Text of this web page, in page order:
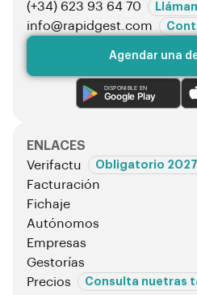
(+34) 623 93 64 70
info@rapidgest.com
Agendar una
DISPONIBLE EN
Google Play
ENLACES
Verifactu
Obligatorio 2027
Facturación
Fichaje
Autónomos
Empresas
Gestorías
Precios
Consulta nuetras